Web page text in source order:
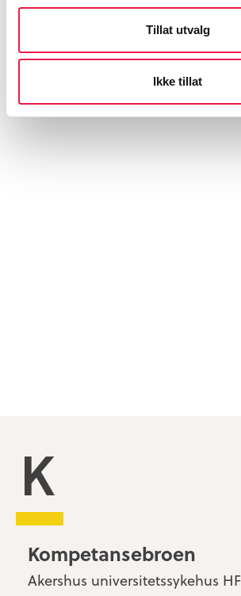
Tillat utvalg
Ikke tillat
Kompetansebroen
Kompetansebroen
Akershus universitetssykehus HF